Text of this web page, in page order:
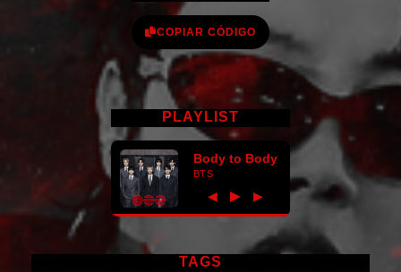
COPIAR CÓDIGO
PLAYLIST
Body to Body
BTS
◀ ► ▶
TAGS